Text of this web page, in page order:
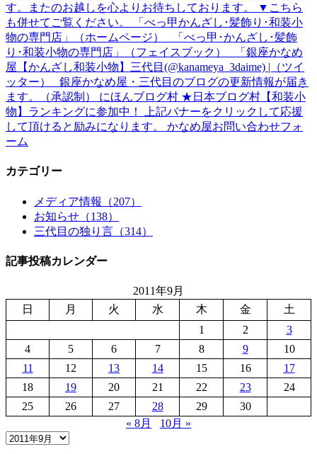
す。またのお越しを心よりお待ちしております。 ▼こちら
も併せてご覧ください。 「べっ甲かんざし･髪飾り･和装小
物の専門店」（ホームページ） 「べっ甲･かんざし･髪飾
り･和装小物の専門店」（フェイスブック） 「銀座かなめ
屋【かんざし和装小物】三代目(@kanameya_3daime) |（ツイ
ッター） 銀座かなめ屋・三代目のブログの更新情報が届き
ます。（承認制） にほんブログ村 ★日本ブログ村【和装小
物】ランキングに参加中！ 上記バナーをクリックして応援
して頂けると励みになります。 かなめ屋お問い合わせフォ
ーム
カテゴリー
メディア情報（207）
お知らせ（138）
三代目の独り言（314）
記事投稿カレンダー
2011年9月
日
月 火 水 木 金
土
1
2
3
4
5 6 7 8 9
10
11
12 13 14 15 16
17
18
19 20 21 22 23
24
25
26 27 28 29
30
« 8月
10月 »